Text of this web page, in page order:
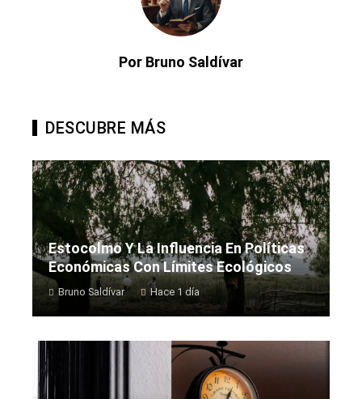
Por Bruno Saldívar
DESCUBRE MÁS
Estocolmo Y La Influencia En Políticas
Económicas Con Límites Ecológicos
Bruno Saldívar Hace 1 día